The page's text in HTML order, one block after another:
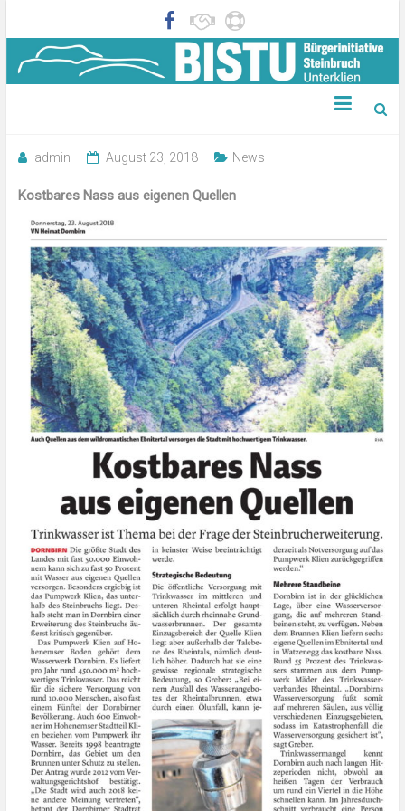
Zeitungsbericht VN 23.08.2018
admin August 23, 2018 News
Kostbares Nass aus eigenen Quellen